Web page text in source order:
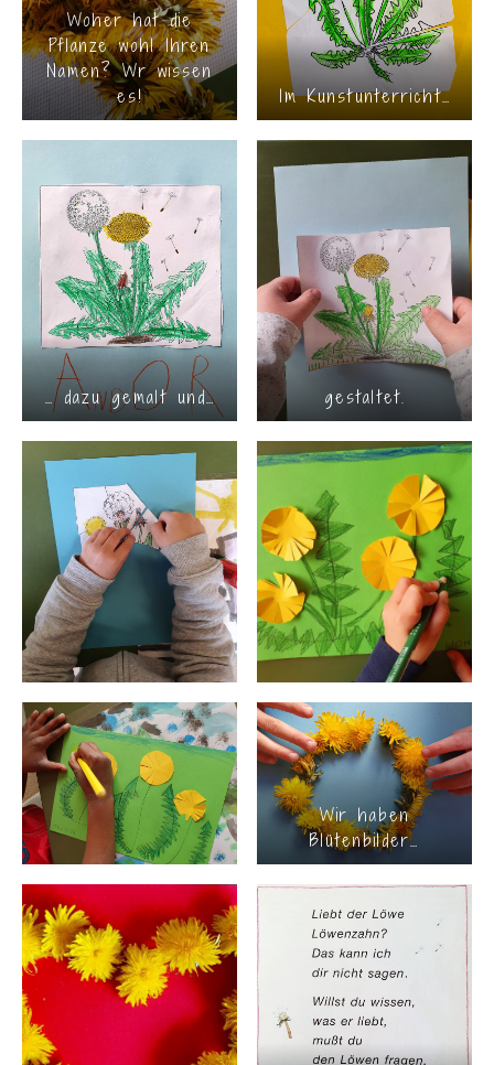
Woher hat die
Pflanze wohl Ihren
Namen? Wr wissen
es!
Im Kunstunterricht…
… dazu gemalt und… gestaltet.
Wir haben
Blütenbilder…